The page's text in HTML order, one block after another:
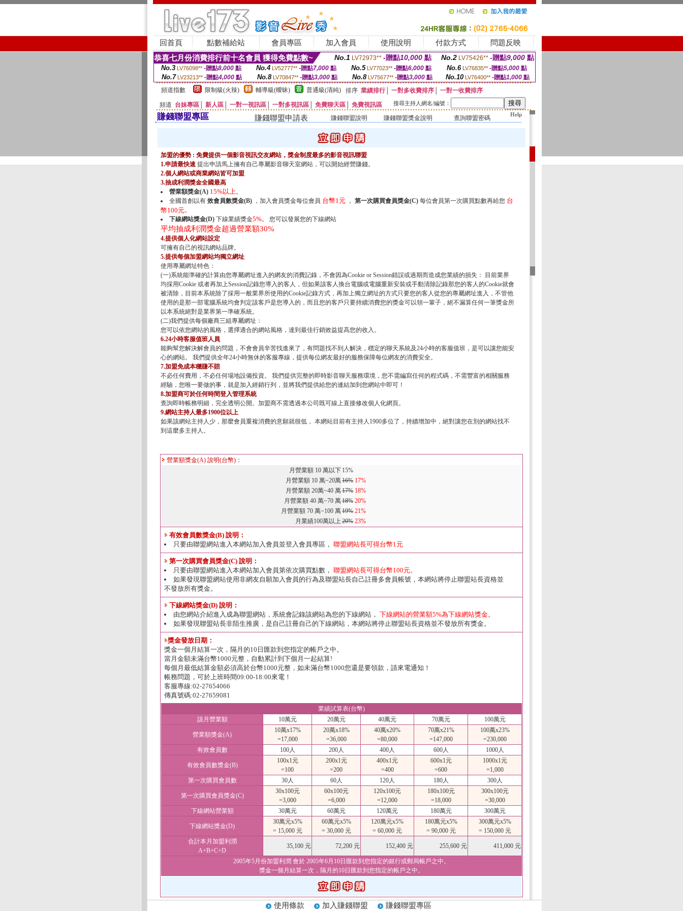
回首頁 點數補給站 會員專區 加入會員 使用說明 付款方式 問題反映
恭喜七月份消費排行前十名會員 獲得免費點數~ No.1 LV72973** -贈點10,000點 No.2 LV75426** -贈點9,000點
No.3 LV76098** -贈點8,000 點 No.4 LV52777** -贈點7,000 點 No.5 LV77023** -贈點6,000 點 No.6 LV76835** -贈點5,000 點
No.7 LV23213** -贈點4,000點 No.8 LV70847** -贈點3,000點 No.8 LV75677** -贈點3,000 點 No.10 LV76400** -贈點1,000點
頻道指數
限制級(火辣) 輔導級(曖昧) 普通級(清純) 排序 業績排行│ 一對多收費排序│ 一對一收費排序
頻道 台妹專區│ 新人區│ 一對一視訊區│ 一對多視訊區│ 免費聊天區│ 免費視訊區 搜尋主持人網名/編號：
賺錢聯盟專區 賺錢聯盟申請表 賺錢聯盟說明 賺錢聯盟獎金說明 查詢聯盟密碼 Help
加盟的優勢 : 免費提供一個影音視訊交友網站，獎金制度最多的影音視訊聯盟
1.申請最快速 提出申請馬上擁有自己專屬影音聊天室網站，可以開始經營賺錢。
2.個人網站或商業網站皆可加盟
3.抽成利潤獎金全國最高
營業額獎金(A) 15%以上。
全國首創以有 效會員數獎金(B) ，加入會員獎金每位會員 台幣1元 ， 第一次購買會員獎金(C) 每位會員第一次購買點數再給您 台
幣100元。
下線網站獎金(D) 下線業績獎金5%。 您可以發展您的下線網站
平均抽成利潤獎金超過營業額30%
4.提供個人化網站設定
可擁有自己的視訊網站品牌。
5.提供每個加盟網站均獨立網址
使用專屬網址特色：
(一)系統能準確的計算由您專屬網址進入的網友的消費記錄，不會因為Cookie or Session錯誤或過期而造成您業績的損失： 目前業界
均採用Cookie 或者再加上Session記錄您導入的客人，但如果該客人換台電腦或電腦重新安裝或手動清除記錄那您的客人的Cookie就會
被清除，目前本系統除了採用一般業界所使用的Cookie記錄方式，再加上獨立網址的方式只要您的客人從您的專屬網址進入，不管他
使用的是那一部電腦系統均會判定該客戶是您導入的，而且您的客戶只要持續消費您的獎金可以領一輩子，絕不漏算任何一筆獎金所
以本系統絕對是業界第一準確系統。
(二)我們提供每個廠商三組專屬網址：
您可以依您網站的風格，選擇適合的網站風格，達到最佳行銷效益提高您的收入。
6.24小時客服值班人員
能夠幫您解決解會員的問題，不會會員辛苦找進來了，有問題找不到人解決，穩定的聊天系統及24小時的客服值班，是可以讓您能安
心的網站。 我們提供全年24小時無休的客服專線，提供每位網友最好的服務保障每位網友的消費安全。
7.加盟免成本穩賺不賠
不必任何費用，不必任何場地設備投資。 我們提供完整的即時影音聊天服務環境，您不需編寫任何的程式碼，不需豐富的相關服務
經驗，您唯一要做的事，就是加入經銷行列，並將我們提供給您的連結加到您網站中即可！
8.加盟商可於任何時間登入管理系統
查詢即時帳務明細，完全透明公開。加盟商不需透過本公司既可線上直接修改個人化網頁。
9.網站主持人最多1900位以上
如果該網站主持人少，那麼會員重複消費的意願就很低， 本網站目前有主持人1900多位了，持續增加中，絕對讓您在別的網站找不
到這麼多主持人。
營業額獎金(A) 說明(台幣)：
月營業額 10 萬以下 15%
月營業額 10 萬~20萬16% 17%
月營業額 20萬~40 萬17% 18%
月營業額 40 萬~70 萬18% 20%
月營業額 70 萬~100 萬19% 21%
月業績100萬以上 20% 23%
有效會員數獎金(B) 說明：
只要由聯盟網站進入本網站加入會員並登入會員專區， 聯盟網站長可得台幣1元
第一次購買會員獎金(C) 說明：
只要由聯盟網站進入本網站加入會員第依次購買點數， 聯盟網站長可得台幣100元。
如果發現聯盟網站使用非網友自願加入會員的行為及聯盟站長自己註冊多會員帳號，本網站將停止聯盟站長資格並
不發放所有獎金。
下線網站獎金(D) 說明：
由您網站介紹進入成為聯盟網站，系統會記錄該網站為您的下線網站， 下線網站的營業額5%為下線網站獎金。
如果發現聯盟站長非陌生推廣，是自己註冊自己的下線網站，本網站將停止聯盟站長資格並不發放所有獎金。
獎金發放日期：
獎金一個月結算一次，隔月的10日匯款到您指定的帳戶之中。
當月金額未滿台幣1000元整，自動累計到下個月一起結算!
每個月最低結算金額必須高於台幣1000元整，如未滿台幣1000您還是要領款，請來電通知！
帳務問題，可於上班時間09:00-18:00來電！
客服專線:02-27654066
傳真號碼:02-27659081
業績試算表(台幣)
該月營業額
10萬元 20萬元 40萬元 70萬元 100萬元
營業額獎金(A)
10萬x17%
=17,000
20萬x18%
=36,000
40萬x20%
=80,000
70萬x21%
=147,000
100萬x23%
=230,000
有效會員數
100人 200人 400人 600人 1000人
有效會員數獎金(B)
100x1元
=100
200x1元
=200
400x1元
=400
600x1元
=600
1000x1元
=1,000
第一次購買會員數
30人 60人 120人 180人 300人
第一次購買會員獎金(C)
30x100元
=3,000
60x100元
=6,000
120x100元
=12,000
180x100元
=18,000
300x100元
=30,000
下線網站營業額
30萬元 60萬元 120萬元 180萬元 300萬元
下線網站獎金(D)
30萬元x5%
= 15,000 元
60萬元x5%
= 30,000 元
120萬元x5%
= 60,000 元
180萬元x5%
= 90,000 元
300萬元x5%
= 150,000 元
合計本月加盟利潤
A+B+C+D
35,100 元 72,200 元 152,400 元 255,600 元 411,000 元
2005年5月份加盟利潤 會於 2005年6月10日匯款到您指定的銀行或郵局帳戶之中。
獎金一個月結算一次，隔月的10日匯款到您指定的帳戶之中。
使用條款 加入賺錢聯盟 賺錢聯盟專區